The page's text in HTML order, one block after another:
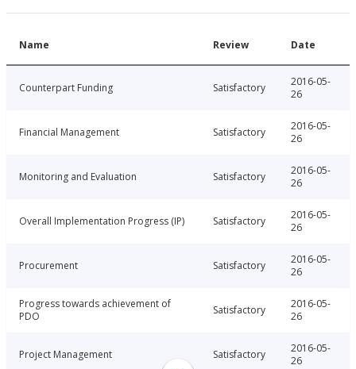
Name Review Date
Counterpart Funding Satisfactory
2016-05-
26
Financial Management Satisfactory
2016-05-
26
Monitoring and Evaluation Satisfactory
2016-05-
26
Overall Implementation Progress (IP) Satisfactory
2016-05-
26
Procurement Satisfactory
2016-05-
26
Progress towards achievement of
PDO
Satisfactory
2016-05-
26
Project Management Satisfactory
2016-05-
26